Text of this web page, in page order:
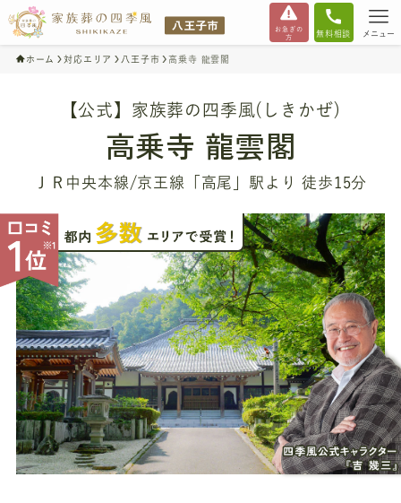
お急ぎの
方
無料相談 メニュー
ホーム 対応エリア 八王子市 高乗寺 龍雲閣
【公式】家族葬の四季風(しきかぜ)
高乗寺 龍雲閣
ＪＲ中央本線/京王線「高尾」駅より 徒歩15分